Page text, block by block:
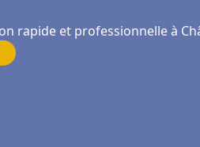
rapide et professionnelle à